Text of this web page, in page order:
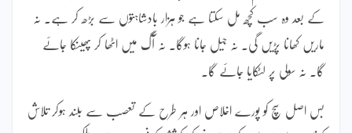
کے بعد وہ سب کچھ مل سکتا ہے جو ہزار بادشاہتوں سے بڑھ کر ہے۔ نہ
ماریں کھانا پڑیں گی۔ نہ جیل جانا ہوگا۔ نہ آگ میں اٹھا کر پھینکا جائے
گا۔ نہ سولی پر لٹکایا جائے گا۔
بس اصل سچ کو پورے اخلاص اور ہر طرح کے تعصب سے بلند ہوکر تلاش